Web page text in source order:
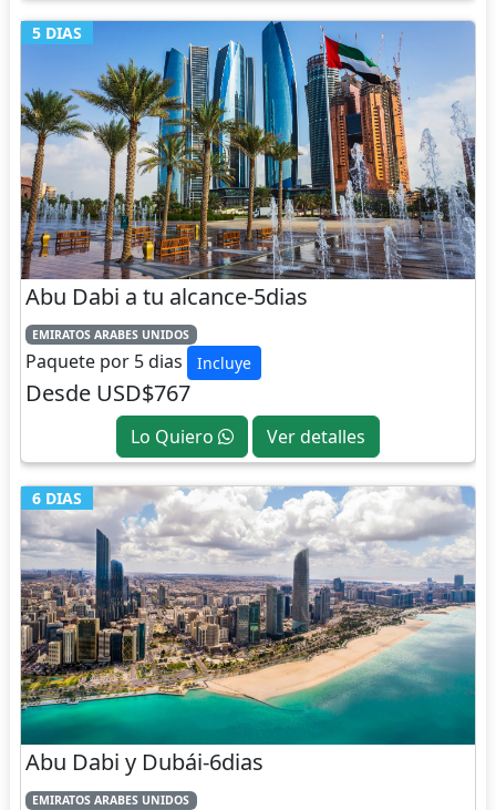
5 DIAS
Abu Dabi a tu alcance-5dias
EMIRATOS ARABES UNIDOS
Paquete por 5 dias Incluye
Desde USD$767
Lo Quiero Ver detalles
6 DIAS
Abu Dabi y Dubái-6dias
EMIRATOS ARABES UNIDOS